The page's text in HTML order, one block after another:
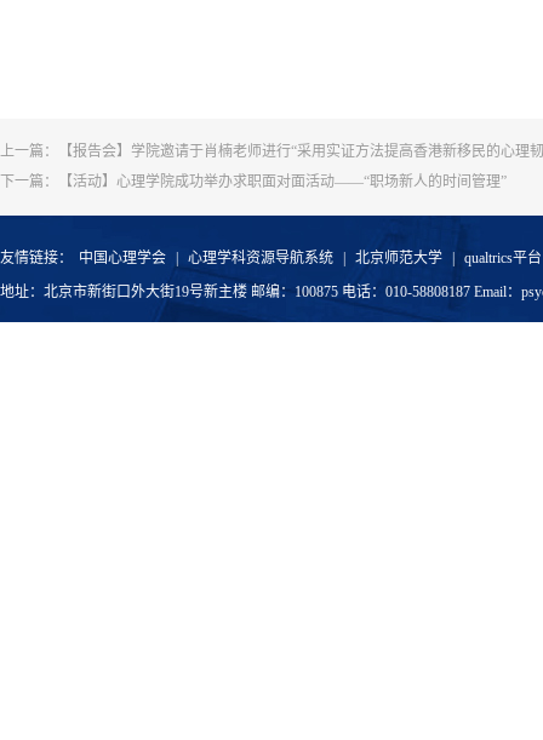
上一篇：
【报告会】学院邀请于肖楠老师进行“采用实证方法提高香港新移民的心理
下一篇：
【活动】心理学院成功举办求职面对面活动——“职场新人的时间管理”
友情链接： 中国心理学会 心理学科资源导航系统 北京师范大学
qualtrics平台
地址：北京市新街口外大街19号新主楼 邮编：100875 电话：010-58808187 Email：